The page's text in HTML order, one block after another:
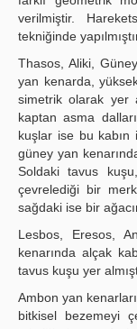
verilmiştir.
tekniğinde
Thasos, Aliki,
yan kenarda,
simetrik olarak yer
kaptan asma
kuşlar ise bu
güney yan
Soldaki tavus
çevrelediği bir
sağdaki ise bir
Lesbos, Eresos,
kenarında alçak
tavus kuşu yer
Ambon yan
bitkisel bezemeyi